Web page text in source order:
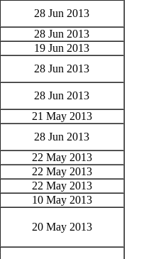
28 Jun 2013
28 Jun 2013
19 Jun 2013
28 Jun 2013
28 Jun 2013
21 May 2013
28 Jun 2013
22 May 2013
22 May 2013
22 May 2013
10 May 2013
20 May 2013